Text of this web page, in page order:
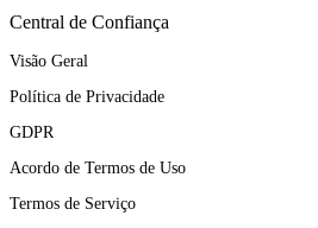
Central de Confiança
Visão Geral
Política de Privacidade
GDPR
Acordo de Termos de Uso
Termos de Serviço